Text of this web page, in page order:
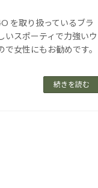
を取り扱っているブラ
いスポーティで力強いウ
女性にもお勧めです。
続きを読む